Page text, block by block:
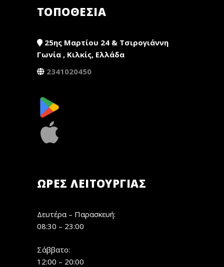
ΤΟΠΟΘΕΣΙΑ
25ης Μαρτίου 24 & Τσιρογιάννη
Γωνία , Κιλκίς, Ελλάδα
2341020450
ΏΡΕΣ ΛΕΙΤΟΥΡΓΊΑΣ
Δευτέρα – Παρασκευή:
08:30 – 23:00
Σάββατο:
12:00 – 20:00